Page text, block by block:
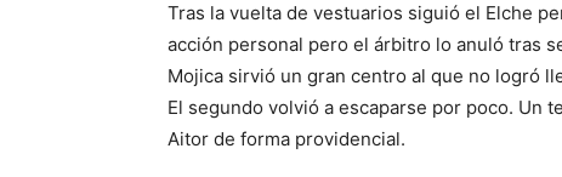
Tras la vuelta de vestuarios siguió el Elche
acción personal pero el árbitro lo anuló tras
Mojica sirvió un gran centro al que no logró
El segundo volvió a escaparse por poco. Un
Aitor de forma providencial.